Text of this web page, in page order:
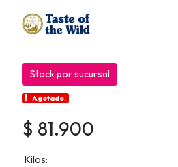
Stock por sucursal
Agotado.
$ 81.900
Kilos: